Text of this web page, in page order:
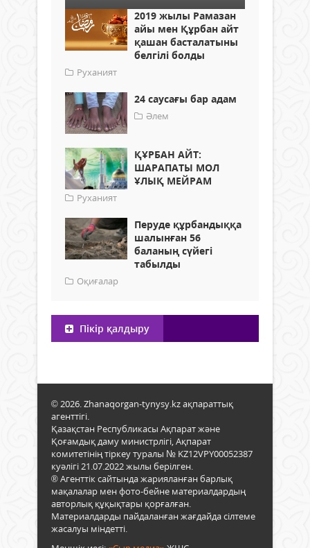
2019 жылы Рамазан
айы мен Құрбан айт
қашан басталатыны
белгілі болды
Руханият
24 саусағы бар адам
Әлем
ҚҰРБАН АЙТ:
ШАРАПАТЫ МОЛ
ҰЛЫҚ МЕЙРАМ
Руханият
Перуде құрбандыққа
шалынған 56
баланың сүйегі
табылды
Оқиғалар
Пікір қалдыру
© 2026. Zhanaqorgan-tynysy.kz ақпараттық
агенттігі.
Қазақстан Республикасы Ақпарат және
Қоғамдық даму министрлігі, Ақпарат
комитетінің тіркеу туралы № KZ12VPY00052387
куәлігі 21.07.2022 жылы берілген.
® Агенттік сайтында жарияланған барлық
мақалалар мен фото-бейне материалдардың
авторлық құқықтары қорғалған.
Материалдарды пайдаланған жағдайда сілтеме
жасалуы міндетті.